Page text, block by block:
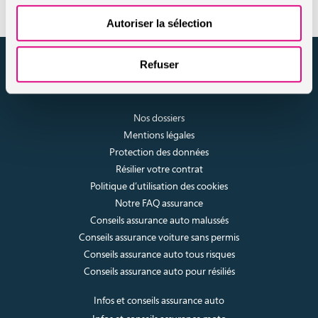
Autoriser la sélection
Refuser
assuronline.com est édité par AssurOne Group, courtier grossiste
sur internet spécialisé en IARD et en assurances de personnes
Nos dossiers
Mentions légales
Protection des données
Résilier votre contrat
Politique d’utilisation des cookies
Notre FAQ assurance
Conseils assurance auto malussés
Conseils assurance voiture sans permis
Conseils assurance auto tous risques
Conseils assurance auto pour résiliés
Infos et conseils assurance auto